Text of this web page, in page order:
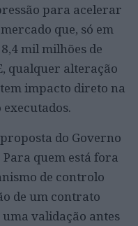
para acelerar
que, só em
mil milhões de
qualquer alteração
impacto direto na
do Governo
quem está fora
de controlo
de um contrato
validação antes